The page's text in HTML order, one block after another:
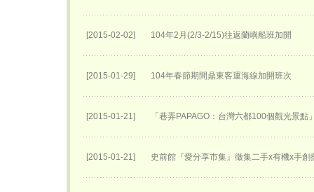
[2015-02-02] 104年2月(2/3-2/15)往返蘭嶼船班加開
[2015-01-29] 104年春節期間鼎東客運海線加開班次
[2015-01-21] 「巷弄PAPAGO：台灣六都100個觀光景點
[2015-01-21] 史前館『愛分享市集』徵集二手x有機x手創